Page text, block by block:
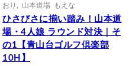
おり
山本道場 もえな
ひさびさに揃い踏み！山本道
場・4人娘 ラウンド対決｜そ
の1【青山台ゴルフ倶楽部
10H】